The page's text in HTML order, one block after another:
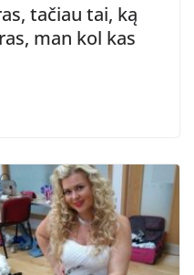
tačiau tai, ką
man kol kas